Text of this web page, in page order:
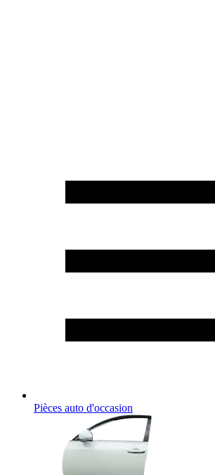
Pièces auto d'occasion